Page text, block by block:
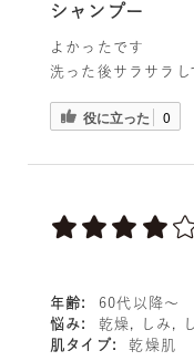
シャンプー
よかったです
洗った後サラサラ
役に立った 0
年齢:
60代以降〜
悩み:
乾燥, しみ,
肌タイプ:
乾燥肌